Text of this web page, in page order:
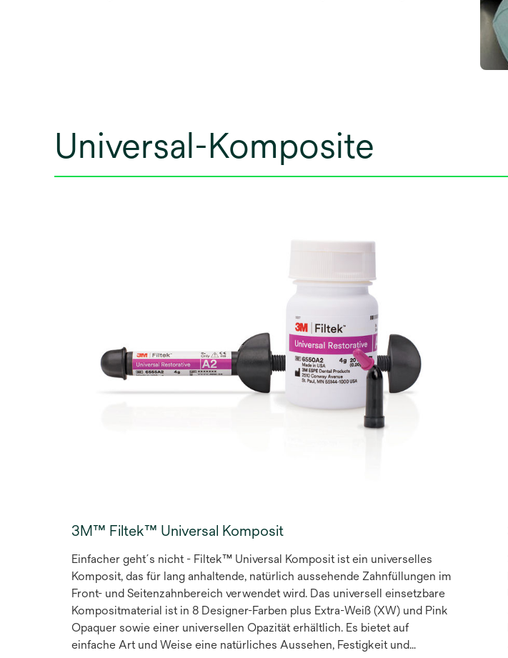
Universal-Komposite
3M™ Filtek™ Universal Komposit
Einfacher geht´s nicht - Filtek™ Universal Komposit ist ein universelles
Komposit, das für lang anhaltende, natürlich aussehende Zahnfüllungen im
Front- und Seitenzahnbereich verwendet wird. Das universell einsetzbare
Kompositmaterial ist in 8 Designer-Farben plus Extra-Weiß (XW) und Pink
Opaquer sowie einer universellen Opazität erhältlich. Es bietet auf
einfache Art und Weise eine natürliches Aussehen, Festigkeit und